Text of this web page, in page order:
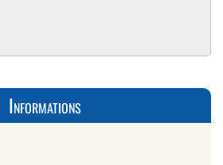
Informations